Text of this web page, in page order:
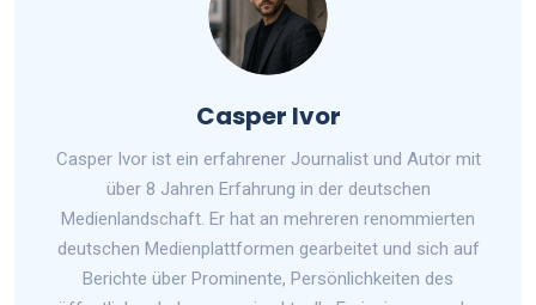
Casper Ivor
Casper Ivor ist ein erfahrener Journalist und Autor mit
über 8 Jahren Erfahrung in der deutschen
Medienlandschaft. Er hat an mehreren renommierten
deutschen Medienplattformen gearbeitet und sich auf
Berichte über Prominente, Persönlichkeiten des